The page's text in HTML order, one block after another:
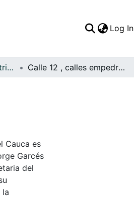
Log In
APFFVC - Ciudad - Patrimonial Calle 12 , calles empedradeas
Cauca es
Garcés
del
la